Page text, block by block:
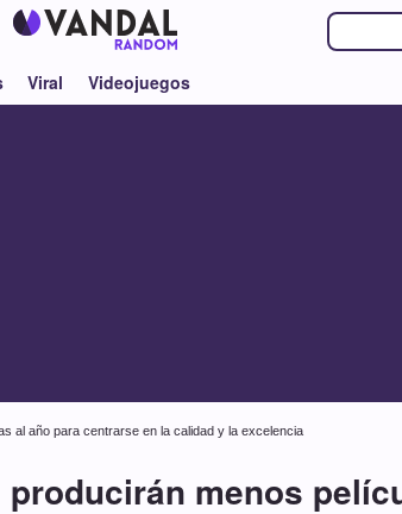
Viral Videojuegos
al año para centrarse en la calidad y la excelencia
menos